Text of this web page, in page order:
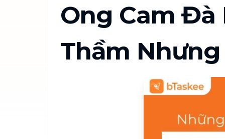
Ong Cam Đà
Thầm